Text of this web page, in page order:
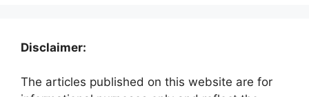
Disclaimer:
The articles published on this website are for